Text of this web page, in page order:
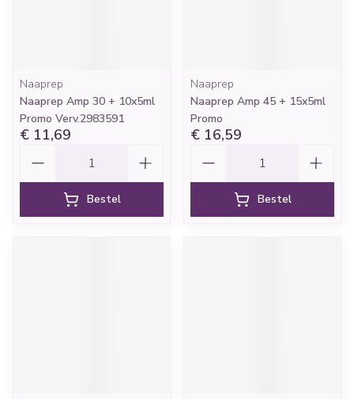
Naaprep
Naaprep Amp 30 + 10x5ml
Promo Verv.2983591
€ 11,69
Bestel
Naaprep
Naaprep Amp 45 + 15x5ml
Promo
€ 16,59
Bestel